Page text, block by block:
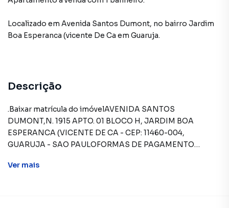
Localizado em Avenida Santos Dumont, no bairro Jardim
Boa Esperanca (vicente De Ca em Guaruja.
Descrição
.Baixar matrícula do imóvelAVENIDA SANTOS
DUMONT,N. 1915 APTO. 01 BLOCO H, JARDIM BOA
ESPERANCA (VICENTE DE CA - CEP: 11460-004,
GUARUJA - SAO PAULOFORMAS DE PAGAMENTO
Consulte condições e enquadramento. Permite
Ver mais